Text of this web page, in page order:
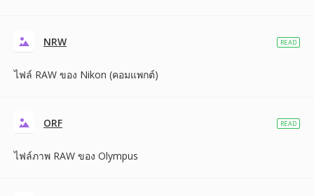
NRW
ไฟล์ RAW ของ Nikon (คอมแพกต์)
READ
ORF
ไฟล์ภาพ RAW ของ Olympus
READ